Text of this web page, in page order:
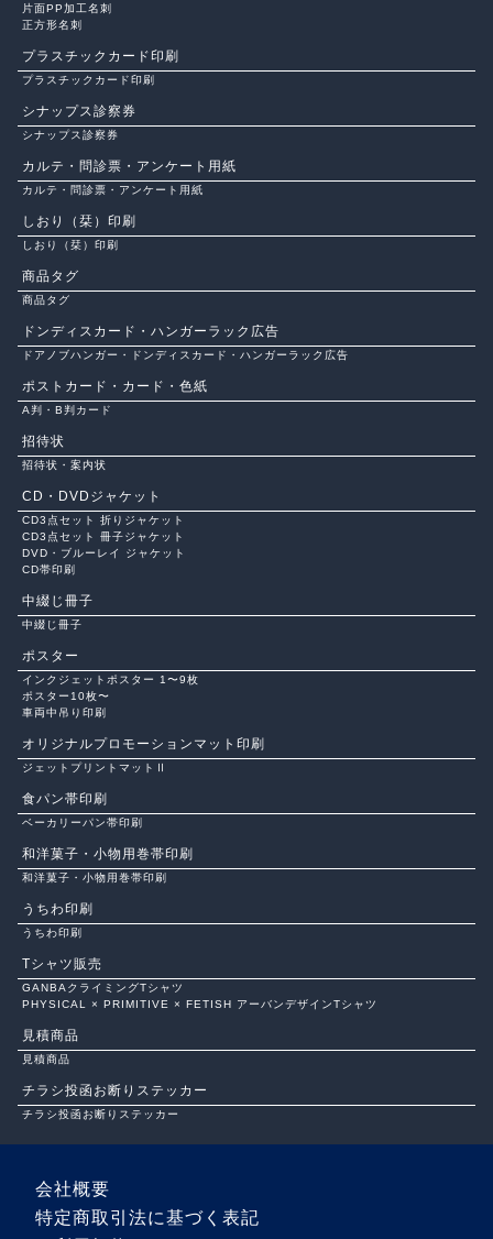
片面PP加工名刺
正方形名刺
プラスチックカード印刷
プラスチックカード印刷
シナップス診察券
シナップス診察券
カルテ・問診票・アンケート用紙
カルテ・問診票・アンケート用紙
しおり（栞）印刷
しおり（栞）印刷
商品タグ
商品タグ
ドンディスカード・ハンガーラック広告
ドアノブハンガー・ドンディスカード・ハンガーラック広告
ポストカード・カード・色紙
A判・B判カード
招待状
招待状・案内状
CD・DVDジャケット
CD3点セット 折りジャケット
CD3点セット 冊子ジャケット
DVD・ブルーレイ ジャケット
CD帯印刷
中綴じ冊子
中綴じ冊子
ポスター
インクジェットポスター 1〜9枚
ポスター10枚〜
車両中吊り印刷
オリジナルプロモーションマット印刷
ジェットプリントマットⅡ
食パン帯印刷
ベーカリーパン帯印刷
和洋菓子・小物用巻帯印刷
和洋菓子・小物用巻帯印刷
うちわ印刷
うちわ印刷
Tシャツ販売
GANBAクライミングTシャツ
PHYSICAL × PRIMITIVE × FETISH アーバンデザインTシャツ
見積商品
見積商品
チラシ投函お断りステッカー
チラシ投函お断りステッカー
会社概要
特定商取引法に基づく表記